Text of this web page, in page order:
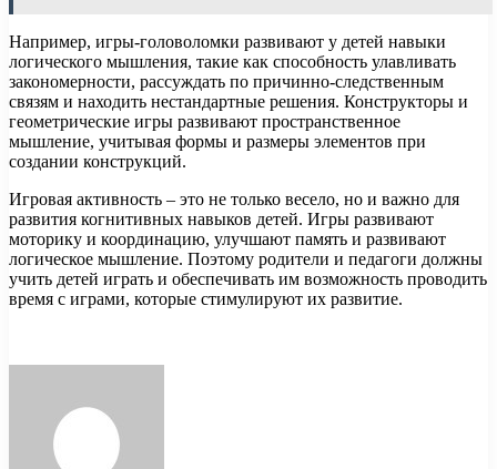
Например, игры-головоломки развивают у детей навыки
логического мышления, такие как способность улавливать
закономерности, рассуждать по причинно-следственным
связям и находить нестандартные решения. Конструкторы и
геометрические игры развивают пространственное
мышление, учитывая формы и размеры элементов при
создании конструкций.
Игровая активность – это не только весело, но и важно для
развития когнитивных навыков детей. Игры развивают
моторику и координацию, улучшают память и развивают
логическое мышление. Поэтому родители и педагоги должны
учить детей играть и обеспечивать им возможность проводить
время с играми, которые стимулируют их развитие.